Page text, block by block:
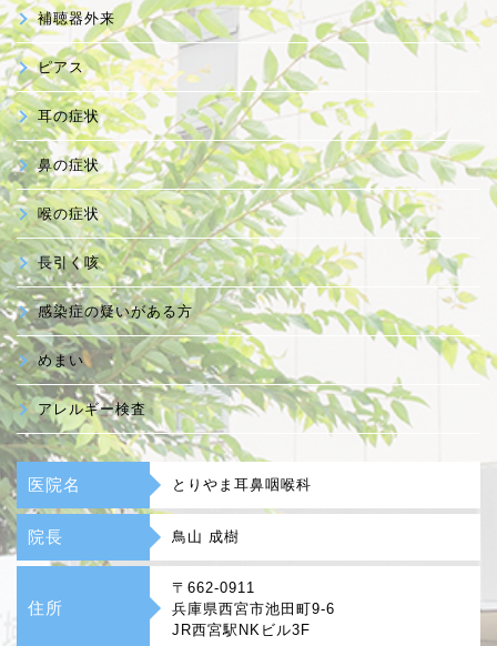
補聴器外来
ピアス
耳の症状
鼻の症状
喉の症状
長引く咳
感染症の疑いがある方
めまい
アレルギー検査
医院名 とりやま耳鼻咽喉科
院長 鳥山 成樹
住所
〒662-0911
兵庫県西宮市池田町9-6
JR西宮駅NKビル3F